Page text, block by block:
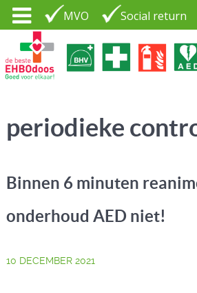
MVO Social return
PSO30+
Tel. 035 - 7370265
CONTACT
periodieke
Binnen 6 minuten
onderhoud AED niet!
10 DECEMBER 2021